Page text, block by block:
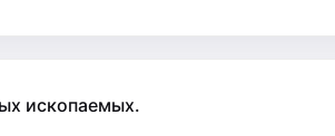
ископаемых.